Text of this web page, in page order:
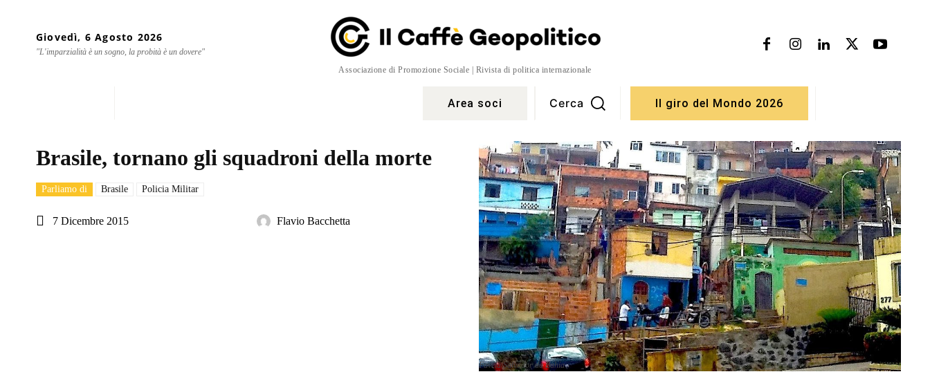
Giovedì, 6 Agosto 2026
"L'imparzialità è un sogno, la probità è un dovere"
Associazione di Promozione Sociale | Rivista di politica internazionale
Area soci Cerca Il giro del Mondo 2026
Brasile, tornano gli squadroni della morte
Parliamo di Brasile Policia Militar
7 Dicembre 2015 Flavio Bacchetta
Favela Salvador da Bahia